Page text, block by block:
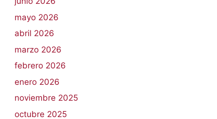
mayo 2026
abril 2026
marzo 2026
febrero 2026
enero 2026
noviembre 2025
octubre 2025